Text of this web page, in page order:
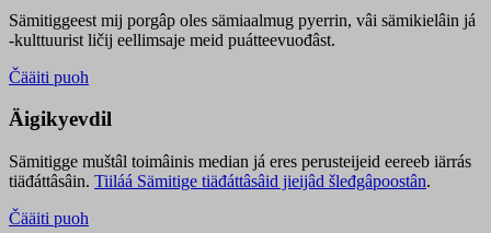
Sämitiggeest mij porgâp oles sämiaalmug pyerrin, vâi sämikielâin já
-kulttuurist ličij eellimsaje meid puátteevuođâst.
Čääiti puoh
Äigikyevdil
Sämitigge muštâl toimâinis median já eres perusteijeid eereeb iärrás
tiäđáttâsâin. Tiiláá Sämitige tiäđáttâsâid jieijâd šleđgâpoostân.
Čääiti puoh